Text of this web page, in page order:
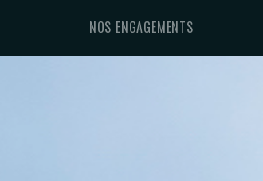
NOS ENGAGEMENTS